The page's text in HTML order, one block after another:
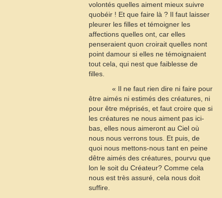
volontés quelles aiment mieux suivre
quobéir ! Et que faire là ? Il faut laisser
pleurer les filles et témoigner les
affections quelles ont, car elles
penseraient quon croirait quelles nont
point damour si elles ne témoignaient
tout cela, qui nest que faiblesse de
filles.
« Il ne faut rien dire ni faire pour
être aimés ni estimés des créatures, ni
pour être méprisés, et faut croire que si
les créatures ne nous aiment pas ici-
bas, elles nous aimeront au Ciel où
nous nous verrons tous. Et puis, de
quoi nous mettons-nous tant en peine
dêtre aimés des créatures, pourvu que
lon le soit du Créateur? Comme cela
nous est très assuré, cela nous doit
suffire.